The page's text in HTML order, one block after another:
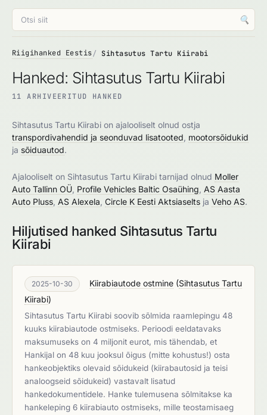
🔍
Riigihanked Eestis Sihtasutus Tartu Kiirabi
Hanked: Sihtasutus Tartu Kiirabi
11 ARHIVEERITUD HANKED
Sihtasutus Tartu Kiirabi on ajalooliselt olnud ostja
transpordivahendid ja seonduvad lisatooted mootorsõidukid
ja sõiduautod.
Ajalooliselt on Sihtasutus Tartu Kiirabi tarnijad olnud Moller
Auto Tallinn OÜ Profile Vehicles Baltic Osaühing AS Aasta
Auto Pluss AS Alexela Circle K Eesti Aktsiaselts ja Veho AS.
Hiljutised hanked Sihtasutus Tartu
Kiirabi
2025-10-30 Kiirabiautode ostmine (Sihtasutus Tartu
Kiirabi)
Sihtasutus Tartu Kiirabi soovib sõlmida raamlepingu 48
kuuks kiirabiautode ostmiseks. Perioodi eeldatavaks
maksumuseks on 4 miljonit eurot, mis tähendab, et
Hankijal on 48 kuu jooksul õigus (mitte kohustus!) osta
hankeobjektiks olevaid sõidukeid (kiirabautosid ja teisi
analoogseid sõidukeid) vastavalt lisatud
hankedokumentidele. Hanke tulemusena sõlmitakse ka
hankeleping 6 kiirabiauto ostmiseks, mille teostamisaeg